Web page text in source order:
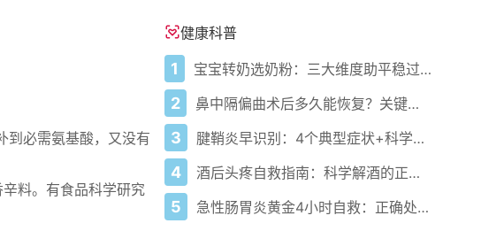
必需氨基酸，又没有
料。有食品科学研究
健康科普
1 宝宝转奶选奶粉：三大维度助平稳过渡
2 鼻中隔偏曲术后多久能恢复？关键看这几点
3 腱鞘炎早识别：4个典型症状+科学应对，避免关节卡壳
4 酒后头疼自救指南：科学解酒的正确打开方式
5 急性肠胃炎黄金4小时自救：正确处置与误区避坑关键